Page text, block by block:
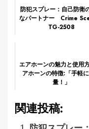
防犯スプレー：自己防衛
なパートナー Crime
TG-2508
エアホーンの魅力と使用
アホーンの特徴:「手軽
量！」
関連投稿: